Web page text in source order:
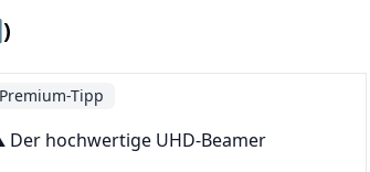
Premium-Tipp
Der hochwertige UHD-Beamer